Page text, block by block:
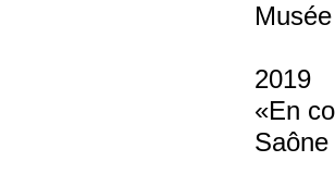
2019
«En
Saône